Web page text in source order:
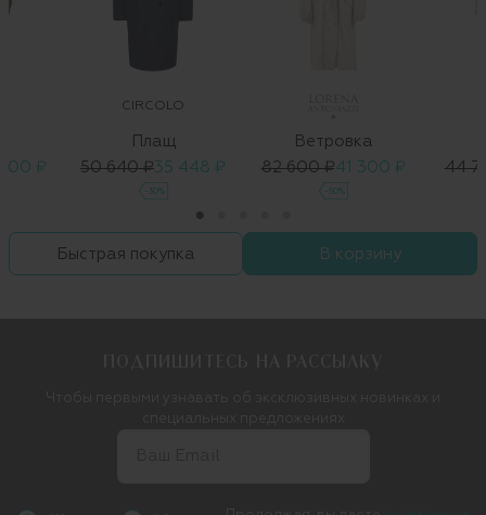
₽
CIRCOLO
Плащ
50 640 ₽35 448 ₽
-30%
Ветровка
82 600 ₽41 300 ₽
-50%
44
Быстрая покупка В корзину